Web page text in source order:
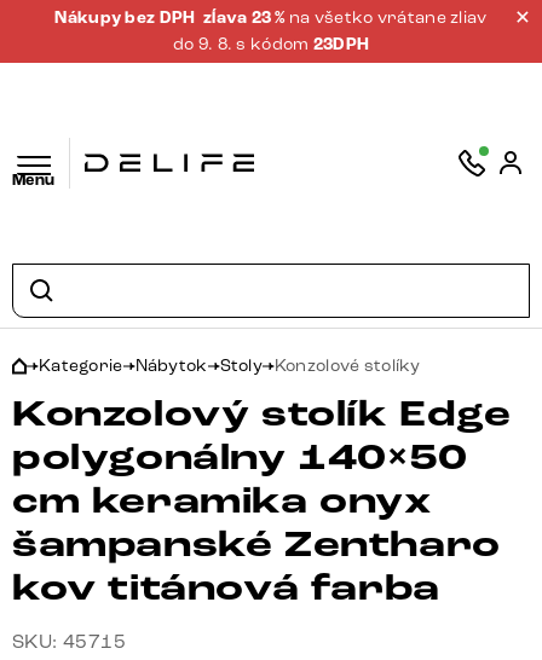
Nákupy bez DPH zĺava 23 % na všetko vrátane zliav
do 9. 8. s kódom 23DPH
Menu
Kategorie Nábytok Stoly Konzolové stolíky
Konzolový stolík Edge
polygonálny 140×50
cm keramika onyx
šampanské Zentharo
kov titánová farba
SKU: 45715